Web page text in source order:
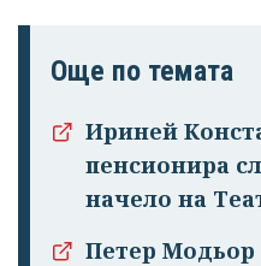
Още по темата
Ириней
пенсионира
начело на
Петер Модьор